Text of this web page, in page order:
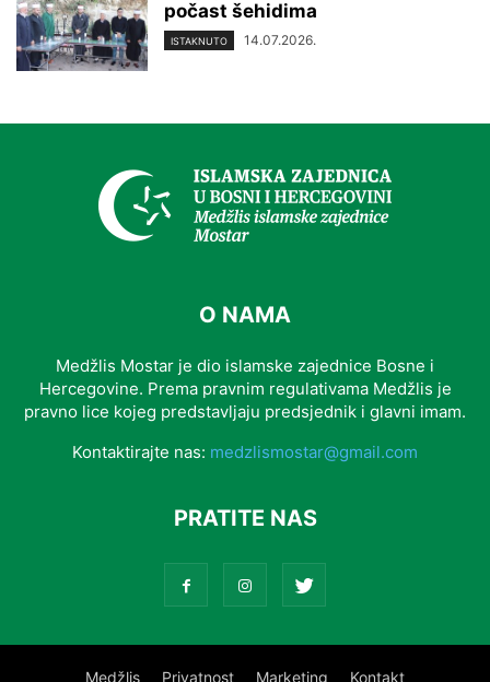
počast šehidima
ISTAKNUTO 14.07.2026.
O NAMA
Medžlis Mostar je dio islamske zajednice Bosne i
Hercegovine. Prema pravnim regulativama Medžlis je
pravno lice kojeg predstavljaju predsjednik i glavni imam.
Kontaktirajte nas: medzlismostar@gmail.com
PRATITE NAS
Medžlis Privatnost Marketing Kontakt